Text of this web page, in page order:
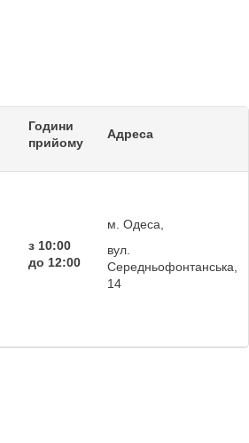
Години
прийому
Адреса
з 10:00
до 12:00
м. Одеса,
вул.
Середньофонтанська,
14